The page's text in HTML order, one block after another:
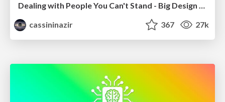
Dealing with People You Can't Stand - Big Design 2015
cassininazir
367 27k